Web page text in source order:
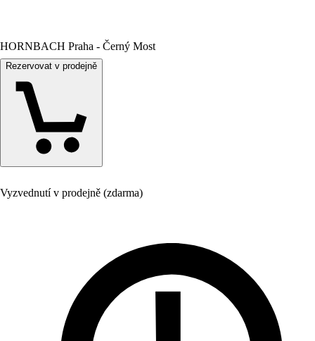
HORNBACH Praha - Černý Most
Rezervovat v prodejně
Vyzvednutí v prodejně (zdarma)